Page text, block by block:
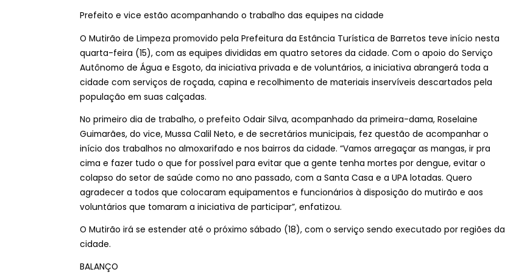
Prefeito e vice estão acompanhando o trabalho das equipes na cidade
O Mutirão de Limpeza promovido pela Prefeitura da Estância Turística de Barretos teve início nesta
quarta-feira (15), com as equipes divididas em quatro setores da cidade. Com o apoio do Serviço
Autônomo de Água e Esgoto, da iniciativa privada e de voluntários, a iniciativa abrangerá toda a
cidade com serviços de roçada, capina e recolhimento de materiais inservíveis descartados pela
população em suas calçadas.
No primeiro dia de trabalho, o prefeito Odair Silva, acompanhado da primeira-dama, Roselaine
Guimarães, do vice, Mussa Calil Neto, e de secretários municipais, fez questão de acompanhar o
início dos trabalhos no almoxarifado e nos bairros da cidade. “Vamos arregaçar as mangas, ir pra
cima e fazer tudo o que for possível para evitar que a gente tenha mortes por dengue, evitar o
colapso do setor de saúde como no ano passado, com a Santa Casa e a UPA lotadas. Quero
agradecer a todos que colocaram equipamentos e funcionários à disposição do mutirão e aos
voluntários que tomaram a iniciativa de participar”, enfatizou.
O Mutirão irá se estender até o próximo sábado (18), com o serviço sendo executado por regiões da
cidade.
BALANÇO